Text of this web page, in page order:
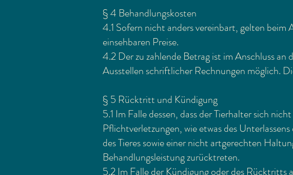
§ 4 Behandlungskosten
4.1 Sofern nicht anders vereinbart, gelten beim
einsehbaren Preise.
4.2 Der zu zahlende Betrag ist im Anschluss
Ausstellen schriftlicher Rechnungen möglich.
§ 5 Rücktritt und Kündigung
5.1 Im Falle dessen, dass der Tierhalter sich
Pflichtverletzungen, wie etwas des
des Tieres sowie einer nicht artgerechten
Behandlungsleistung zurücktreten.
5.2 Im Falle der Kündigung oder des